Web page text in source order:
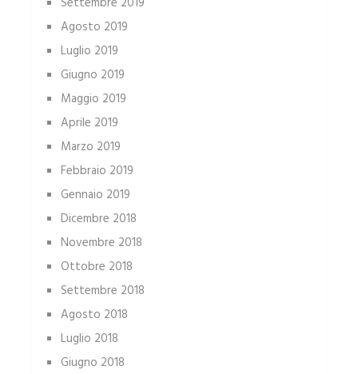
Agosto 2019
Luglio 2019
Giugno 2019
Maggio 2019
Aprile 2019
Marzo 2019
Febbraio 2019
Gennaio 2019
Dicembre 2018
Novembre 2018
Ottobre 2018
Settembre 2018
Agosto 2018
Luglio 2018
Giugno 2018